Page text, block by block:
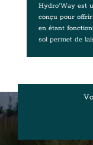
Hydro’Way est
conçu pour
en étant
sol permet de